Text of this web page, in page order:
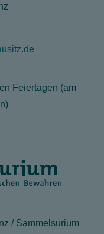
Feiertagen (am
/ Sammelsurium